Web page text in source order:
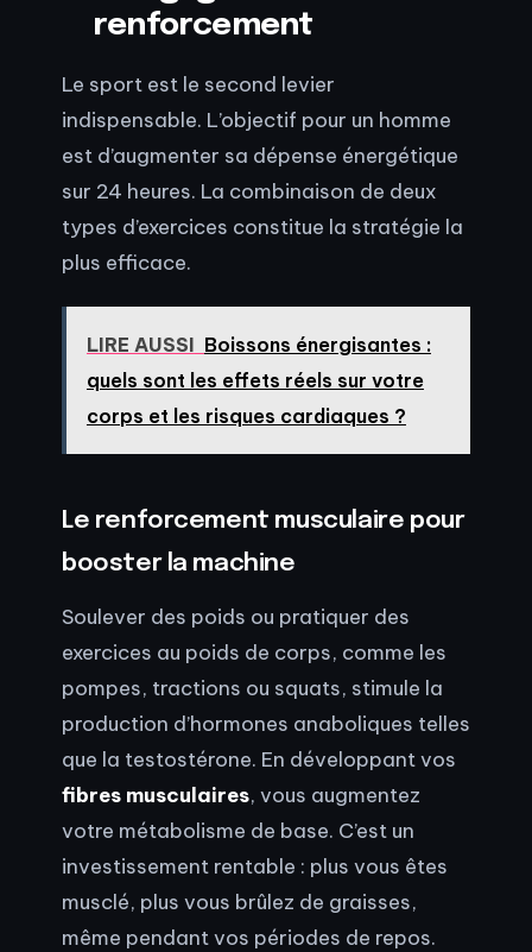
renforcement
Le sport est le second levier
indispensable. L’objectif pour un homme
est d’augmenter sa dépense énergétique
sur 24 heures. La combinaison de deux
types d’exercices constitue la stratégie la
plus efficace.
LIRE AUSSI Boissons énergisantes :
quels sont les effets réels sur votre
corps et les risques cardiaques ?
Le renforcement musculaire pour
booster la machine
Soulever des poids ou pratiquer des
exercices au poids de corps, comme les
pompes, tractions ou squats, stimule la
production d’hormones anaboliques telles
que la testostérone. En développant vos
fibres musculaires, vous augmentez
votre métabolisme de base. C’est un
investissement rentable : plus vous êtes
musclé, plus vous brûlez de graisses,
même pendant vos périodes de repos.